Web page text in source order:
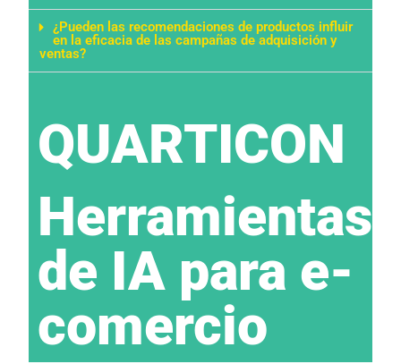
¿Pueden las recomendaciones de productos influir
en la eficacia de las campañas de adquisición y
ventas?
QUARTICON​
Herramientas
de IA para e-
comercio